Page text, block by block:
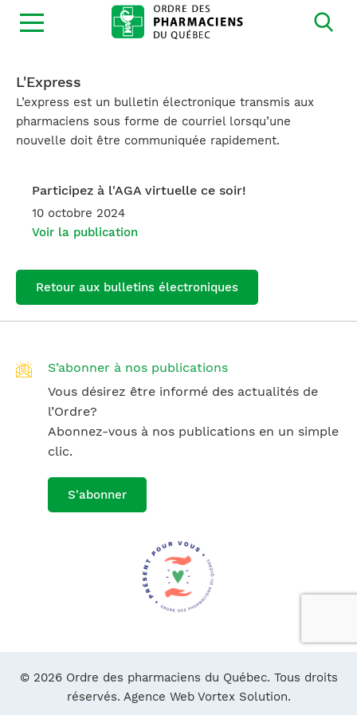
Ouvrir
la
L'Express
L’express est un bulletin électronique transmis aux
pharmaciens sous forme de courriel lorsqu’une
nouvelle doit être communiquée rapidement.
Participez à l'AGA virtuelle ce soir!
10 octobre 2024
Voir la publication
Retour aux bulletins électroniques
S’abonner à nos publications
Vous désirez être informé des actualités de
l’Ordre?
Abonnez-vous à nos publications en un simple
clic.
S'abonner
© 2026 Ordre des pharmaciens du Québec. Tous droits
réservés. Agence Web Vortex Solution.